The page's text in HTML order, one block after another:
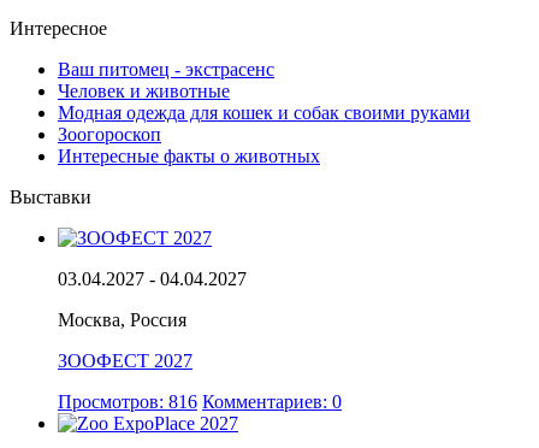
Интересное
Ваш питомец - экстрасенс
Человек и животные
Модная одежда для кошек и собак своими руками
Зоогороскоп
Интересные факты о животных
Выставки
03.04.2027 - 04.04.2027
Москва, Россия
ЗООФЕСТ 2027
Просмотров: 816 Комментариев: 0